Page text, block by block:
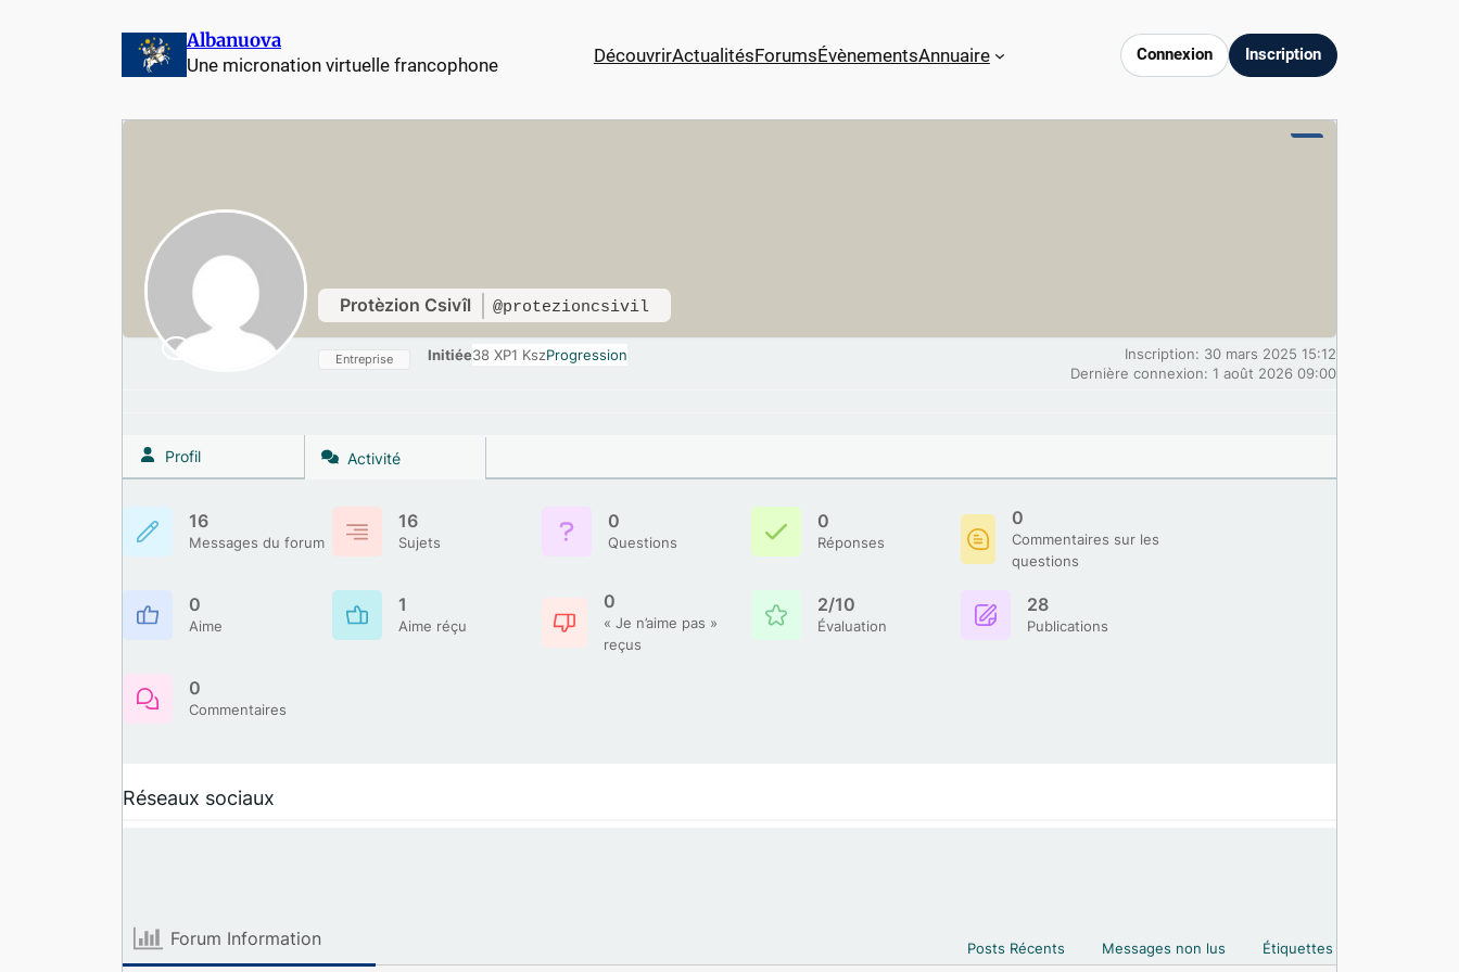
Albanuova
Une micronation virtuelle francophone DécouvrirActualitésForumsÉvènementsAnnuaire Connexion Inscription
Protèzion Csivîl @protezioncsivil
Entreprise Initiée38 XP1 KszProgression
Inscription: 30 mars 2025 15:12
Dernière connexion: 1 août 2026 09:00
Profil Activité
16
Messages du forum
16
Sujets
0
Questions
0
Réponses
0
Commentaires sur les
questions
0
Aime
1
Aime réçu
0
« Je n’aime pas »
reçus
2/10
Évaluation
28
Publications
0
Commentaires
Réseaux sociaux
Forum Information Posts Récents Messages non lus Étiquettes